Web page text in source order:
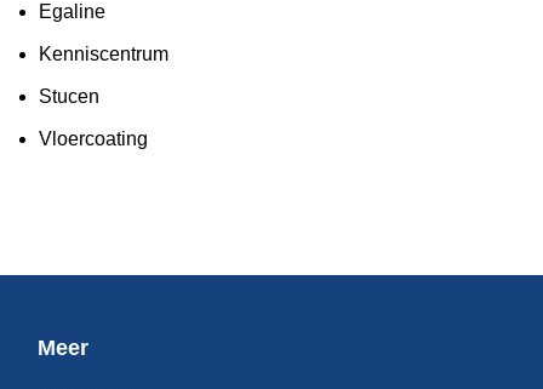
Egaline
Kenniscentrum
Stucen
Vloercoating
Meer